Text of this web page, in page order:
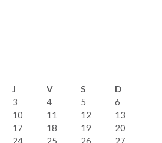
J V S
D
3 4 5
6
10 11 12
13
17 18 19
20
24 25 26 27